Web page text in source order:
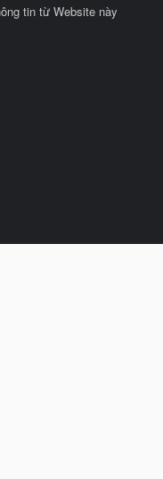
tin từ Website này